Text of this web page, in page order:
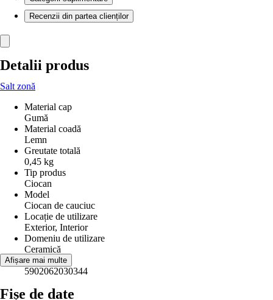
Recenzii din partea clienților
Detalii produs
Salt zonă
Material cap
Gumă
Material coadă
Lemn
Greutate totală
0,45 kg
Tip produs
Ciocan
Model
Ciocan de cauciuc
Locație de utilizare
Exterior, Interior
Domeniu de utilizare
Ceramică
EAN
5902062030344
Afișare mai multe
Fișe de date